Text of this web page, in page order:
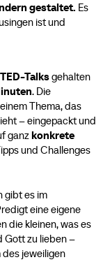
gestaltet. Es
ist und
TED-Talksgehalten
. Die
Thema, das
– eingepackt und
ganzkonkrete
und Challenges
gibt es im
eine eigene
die kleinen, was es
Gott zu lieben –
des jeweiligen